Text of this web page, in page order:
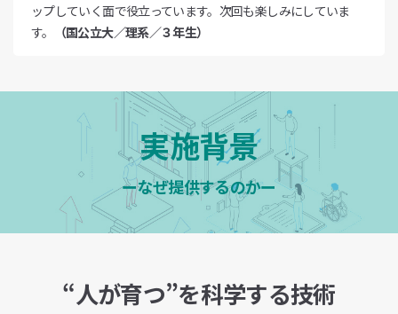
ップしていく面で役立っています。次回も楽しみにしていま
す。
（国公立大／理系／３年生）
実施背景
ーなぜ提供するのかー
“人が育つ”を科学する技術